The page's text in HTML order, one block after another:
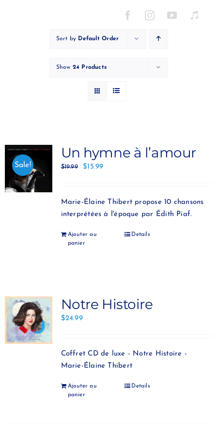
Sort by Default Order
Show 24 Products
Sale!
Un hymne à l’amour
$19.99 $15.99
Marie-Élaine Thibert propose 10 chansons
interprétées à l'époque par Édith Piaf.
Ajouter au
panier
Details
Notre Histoire
$24.99
Coffret CD de luxe - Notre Histoire -
Marie-Élaine Thibert
Ajouter au
panier
Details